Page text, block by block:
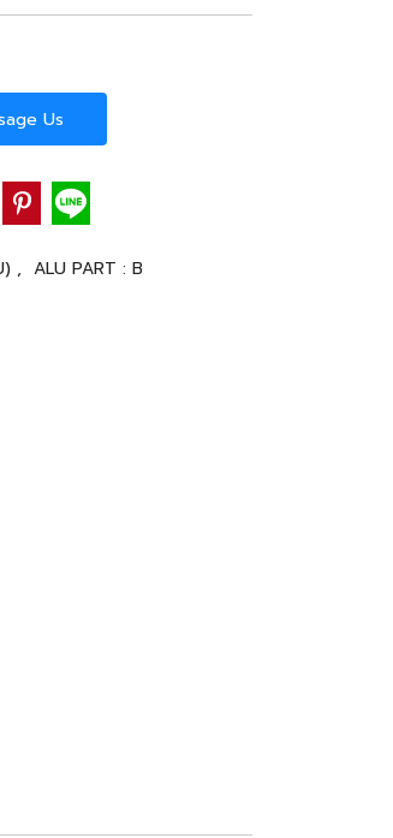
Us
, ALU PART : B